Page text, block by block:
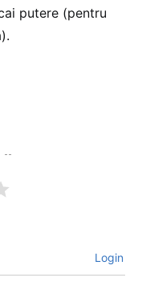
putere (pentru
Login